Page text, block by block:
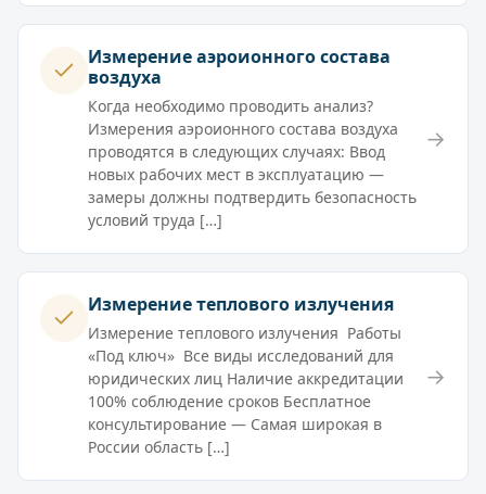
Измерение аэроионного состава
воздуха
Когда необходимо проводить анализ?
Измерения аэроионного состава воздуха
проводятся в следующих случаях: Ввод
новых рабочих мест в эксплуатацию —
замеры должны подтвердить безопасность
условий труда […]
→
Измерение теплового излучения
Измерение теплового излучения Работы
«Под ключ» Все виды исследований для
юридических лиц Наличие аккредитации
100% соблюдение сроков Бесплатное
консультирование — Самая широкая в
России область […]
→